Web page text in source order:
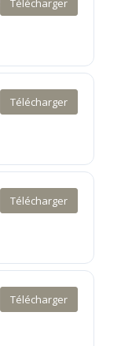
Télécharger
Télécharger
Télécharger
Télécharger